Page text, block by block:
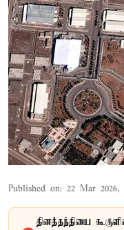
Published on: 22 Mar 2026,
தினத்தந்தியை